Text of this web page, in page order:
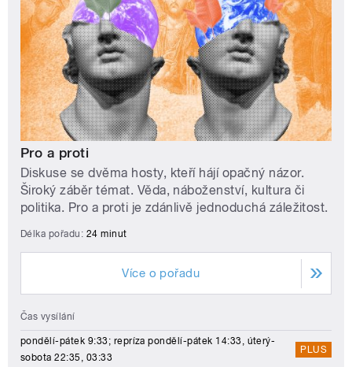
Pro a proti
Diskuse se dvěma hosty, kteří hájí opačný názor.
Široký záběr témat. Věda, náboženství, kultura či
politika. Pro a proti je zdánlivě jednoduchá záležitost.
Délka pořadu: 24 minut
Více o pořadu
Čas vysílání
pondělí-pátek 9:33; repríza pondělí-pátek 14:33, úterý-
sobota 22:35, 03:33
PLUS